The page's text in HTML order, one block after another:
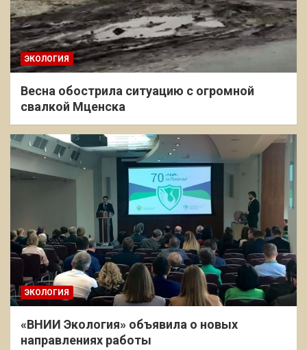
ЭКОЛОГИЯ
Весна обострила ситуацию с огромной
свалкой Мценска
ЭКОЛОГИЯ
«ВНИИ Экология» объявила о новых
направлениях работы